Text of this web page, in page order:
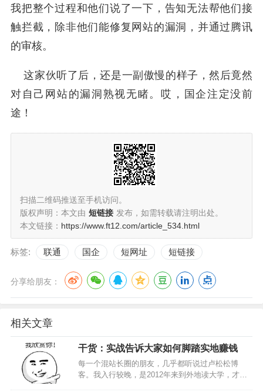
我把整个过程和他们说了一下，告知无法帮他们接
触拦截，除非他们能修复网站的漏洞，并通过腾讯
的审核。
这家伙听了后，还是一副傲慢的样子，然后竟然
对自己网站的漏洞熟视无睹。哎，国企注定没前
途！
扫描二维码推送至手机访问。
版权声明：本文由 短链接 发布，如需转载请注明出处。
本文链接： https://www.ft12.com/article_534.html
标签: 联通 国企 短网址 短链接
分享给朋友：
相关文章
干货：实战告诉大家如何脚踏实地赚钱
每一个混站长圈的朋友，几乎都听说过卢松松博
客。我入行较晚，是2012年来到外地读大学，才开